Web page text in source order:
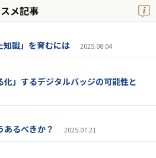
メ記事
知識」を育むには 2025.08.04
」するデジタルバッジの可能性と
あるべきか？ 2025.07.21